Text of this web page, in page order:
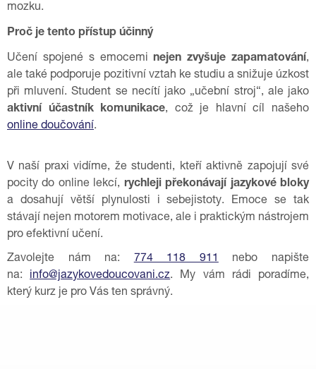
mozku.
Proč je tento přístup účinný
Učení spojené s emoceminejen zvyšuje zapamatování,
ale také podporuje pozitivní vztah ke studiu a snižuje úzkost
při mluvení. Student se necítí jako „učební stroj“, ale jako
aktivní účastník komunikace, což je hlavní cíl našeho
online doučování.
V naší praxi vidíme, že studenti, kteří aktivně zapojují své
pocity do online lekcí, rychleji překonávají jazykové bloky
a dosahují větší plynulosti i sebejistoty. Emoce se tak
stávají nejen motorem motivace, ale i praktickým nástrojem
pro efektivní učení.
Zavolejte nám na: 774 118 911
nebo napište
na: info@jazykovedoucovani.cz. My vám rádi poradíme,
který kurz je pro Vás ten správný.